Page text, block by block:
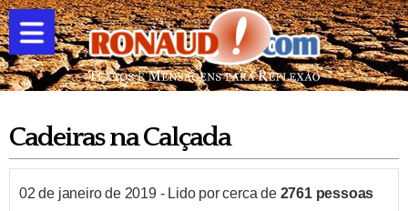
Cadeiras na Calçada
02 de janeiro de 2019- Lido por cerca de 2761pessoas